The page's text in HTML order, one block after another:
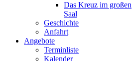
Das Kreuz im großen
Saal
Geschichte
Anfahrt
Angebote
Terminliste
Kalender